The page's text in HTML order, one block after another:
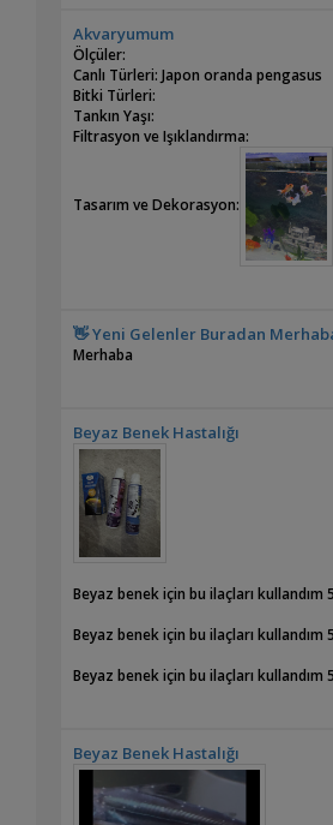
Akvaryumum
Ölçüler:
Canlı Türleri: Japon oranda pengasus
Bitki Türleri:
Tankın Yaşı:
Filtrasyon ve Işıklandırma:
Tasarım ve Dekorasyon:
👋 Yeni Gelenler Buradan
Merhaba
Beyaz Benek Hastalığı
Beyaz benek için bu ilaçları
Beyaz benek için bu ilaçları
Beyaz benek için bu ilaçları
Beyaz Benek Hastalığı